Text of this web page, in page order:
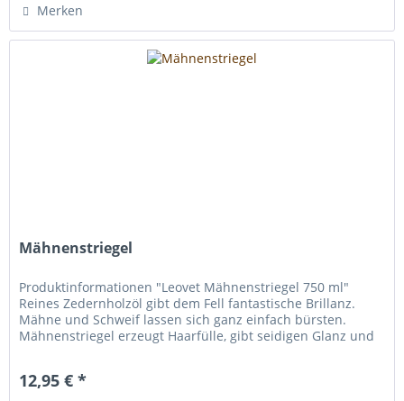
Merken
Mähnenstriegel
Produktinformationen "Leovet Mähnenstriegel 750 ml"
Reines Zedernholzöl gibt dem Fell fantastische Brillanz.
Mähne und Schweif lassen sich ganz einfach bürsten.
Mähnenstriegel erzeugt Haarfülle, gibt seidigen Glanz und
12,95 € *